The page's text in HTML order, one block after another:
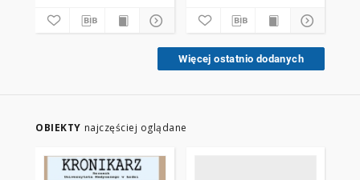
Więcej ostatnio dodanych
OBIEKTY najczęściej oglądane